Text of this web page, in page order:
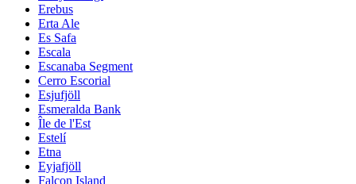
Erebus
Erta Ale
Es Safa
Escala
Escanaba Segment
Cerro Escorial
Esjufjöll
Esmeralda Bank
Île de l'Est
Estelí
Etna
Eyjafjöll
Falcon Island